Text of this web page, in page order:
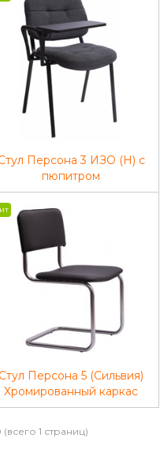
Персона 3 ИЗО (Н) с
пюпитром
Стул Персона 5 (Сильвия)
Хромированный каркас
1 страниц)